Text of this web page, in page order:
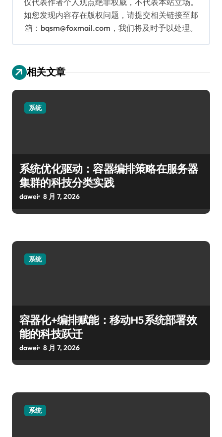
如您发现内容存在版权问题，请提交相关链接至邮
箱：bqsm@foxmail.com，我们将及时予以处理。
相关文章
系统
系统优化驱动：容器编排策略在服务器
集群的科技分类实践
dawei 8 月 7, 2026
系统
容器化+编排赋能：移动H5系统部署效
能的科技跃迁
dawei 8 月 7, 2026
系统